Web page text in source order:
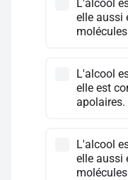
L'alcool
elle aussi
L'alcool
elle est
apolaires.
L'alcool
elle aussi